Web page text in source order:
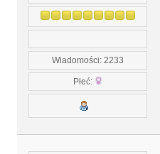
Wiadomości: 2233
Płeć: